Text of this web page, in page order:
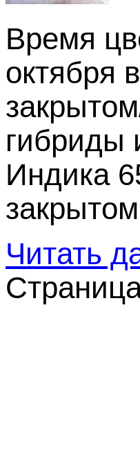
Время
октября
гибриды
Индика
Читать